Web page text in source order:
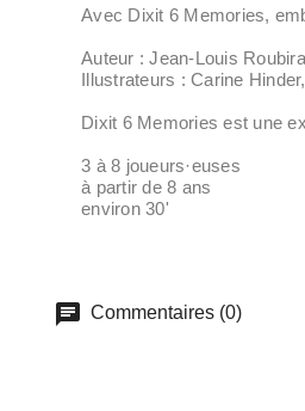
Avec Dixit 6 Memories,
Auteur : Jean-Louis Roubira
Illustrateurs : Carine
Dixit 6 Memories est une
3 à 8 joueurs·euses
à partir de 8 ans
environ 30'
Commentaires (0)